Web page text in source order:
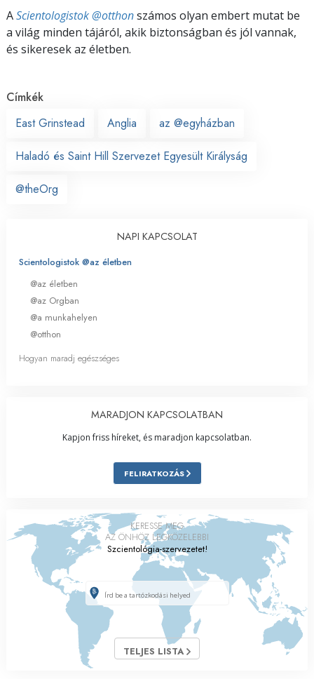
AScientologistok @otthonszámos olyan embert mutat be
a világ minden tájáról, akik biztonságban és jól vannak,
és sikeresek az életben.
Címkék
East Grinstead
Anglia az @egyházban
Haladó és Saint Hill Szervezet Egyesült Királyság
@theOrg
NAPI KAPCSOLAT
Scientologistok @az életben
@az életben
@az Orgban
@a munkahelyen
@otthon
Hogyan maradj egészséges
MARADJON KAPCSOLATBAN
Kapjon friss híreket, és maradjon kapcsolatban.
FELIRATKOZÁS
KERESSE MEG
AZ ÖNHÖZ LEGKÖZELEBBI
Szcientológia-szervezetet!
TELJES LISTA